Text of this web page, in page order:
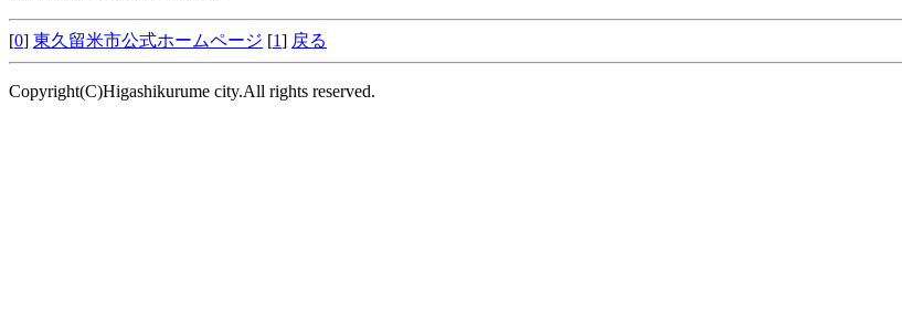
[0] 東久留米市公式ホームページ [1] 戻る
Copyright(C)Higashikurume city.All rights reserved.